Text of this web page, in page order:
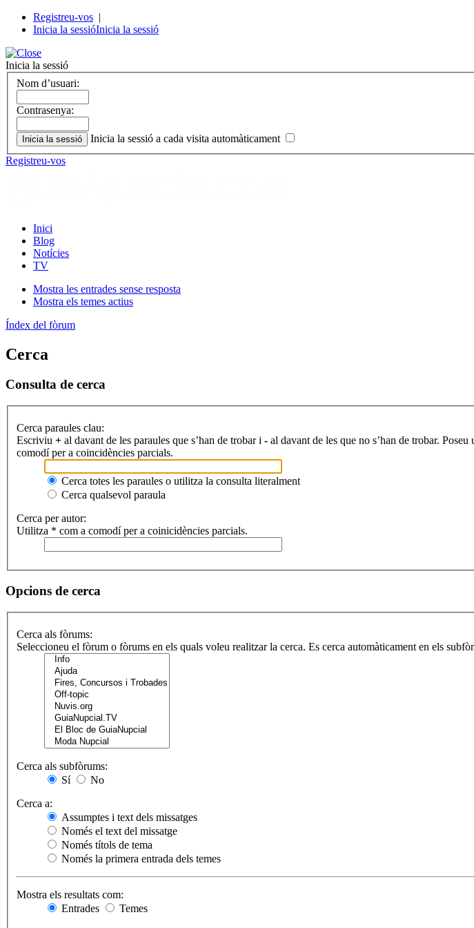
Registreu-vos |
Inicia la sessióInicia la sessió
Inicia la sessió
Nom d’usuari:
Contrasenya:
Inicia la sessió a cada visita automàticament
Registreu-vos
Inici
Blog
Notícies
TV
Mostra les entrades sense resposta
Mostra els temes actius
Índex del fòrum
Cerca
Consulta de cerca
Cerca paraules clau:
Escriviu + al davant de les paraules que s’han de trobar i - al davant de les que no s’han de trobar.
comodí per a coincidències parcials.
Cerca totes les paraules o utilitza la consulta literalment
Cerca qualsevol paraula
Cerca per autor:
Utilitza * com a comodí per a coinicidències parcials.
Opcions de cerca
Cerca als fòrums:
Seleccioneu el fòrum o fòrums en els quals voleu realitzar la cerca. Es cerca automàticament en els
Cerca als subfòrums:
Sí
No
Cerca a:
Assumptes i text dels missatges
Només el text del missatge
Només títols de tema
Només la primera entrada dels temes
Mostra els resultats com:
Entrades
Temes